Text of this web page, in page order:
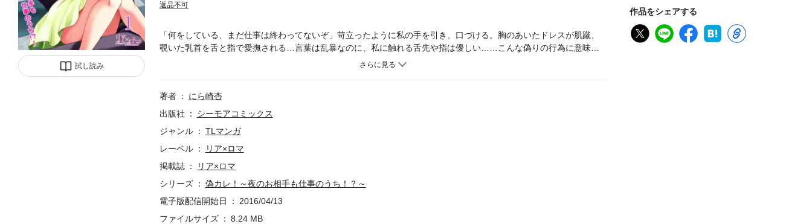
試し読み
返品不可
作品をシェアする
「何をしている、まだ仕事は終わってないぞ」苛立ったように私の手を引き、口づける。胸のあいたドレスが肌蹴、
覗いた乳首を舌と指で愛撫される…言葉は乱暴なのに、私に触れる舌先や指は優しい……こんな偽りの行為に意味な
んてない。目の前で私に欲情し熱い眼差しを送るこの人のことだって、いっそ酷い人って思えたらいいのに―…。私
マ】
著者
にら崎杏
出版社
シーモアコミックス
ジャンル
TLマンガ
レーベル
リア×ロマ
掲載誌
リア×ロマ
シリーズ
偽カレ！～夜のお相手も仕事のうち！？～
電子版配信開始日
2016/04/13
ファイルサイズ
8.24 MB